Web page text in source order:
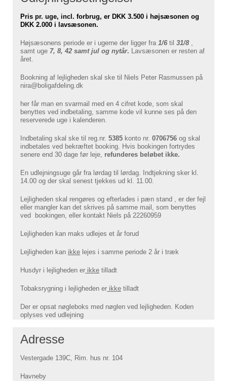
Pris pr. uge, incl. forbrug, er DKK 3.500 i højsæsonen og
DKK 2.000 i lavsæsonen.
Højsæsonens periode er i ugerne der ligger fra 1/6 til 31/8 ,
samt uge 7, 8, 42 samt jul og nytår. Lavsæsonen er resten af
året.
Bookning af lejligheden skal ske til Niels Peter Rasmussen på
nira@boligafdeling.dk
her får man en svarmail med en 4 cifret kode, som skal
benyttes ved indbetaling, samme kode vil kunne ses på den
reserverede uge i kalenderen.
Indbetaling skal ske til reg.nr. 5385 konto nr. 0706756 og skal
indbetales ved bekræftet booking. Hvis bookingen fortrydes
senere end 30 dage før leje, refunderes beløbet ikke.
En udlejningsuge går fra lørdag til lørdag. Indtjekning sker kl.
14.00 og der skal senest tjekkes ud kl. 11.00.
Lejligheden skal rengøres og efterlades i pæn stand , er der fejl
eller mangler kan det skrives på samme mail, som benyttes
ved bookingen, eller kontakt Niels på 22260959
Lejligheden kan maks udlejes et år forud
Lejligheden kan ikke lejes i samme periode 2 år i træk
Husdyr i lejligheden er ikke tilladt
Tobaksrygning i lejligheden er ikke tilladt
Der er opsat nøgleboks med nøglen ved lejligheden. Koden
oplyses ved udlejning
Adresse
Vestergade 139C, Rim. hus nr. 104
Havneby